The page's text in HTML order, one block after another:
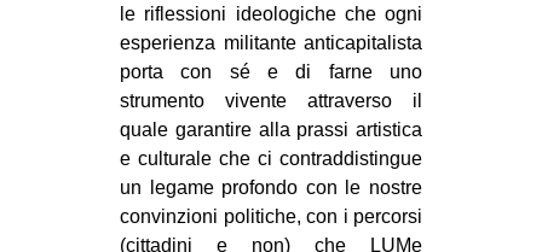
le riflessioni ideologiche che ogni
esperienza militante anticapitalista
porta con sé e di farne uno
strumento vivente attraverso il
quale garantire alla prassi artistica
e culturale che ci contraddistingue
un legame profondo con le nostre
convinzioni politiche, con i percorsi
(cittadini e non) che LUMe